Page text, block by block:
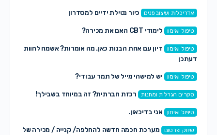
אדריכלות ועיצוב פנים כיור נטילת ידיים למסדרון
טיפול ואימון לימודי CBT האם את מכירה?
טיפול ואימון
דיון עם אחת הבנות כאן. מה אומרות? אשמח לחוות
דעתכן
טיפול ואימון יש למישהי מייל של תמר עבודי?
סקרים הגרלות ומתנות רכזת חברתית? זה במיוחד בשבילך!
טיפול ואימון אני בדיכאון.
שיווק ופרסום
מערכת חכמה חדשה להחלפה/ קנייה / מכירה של